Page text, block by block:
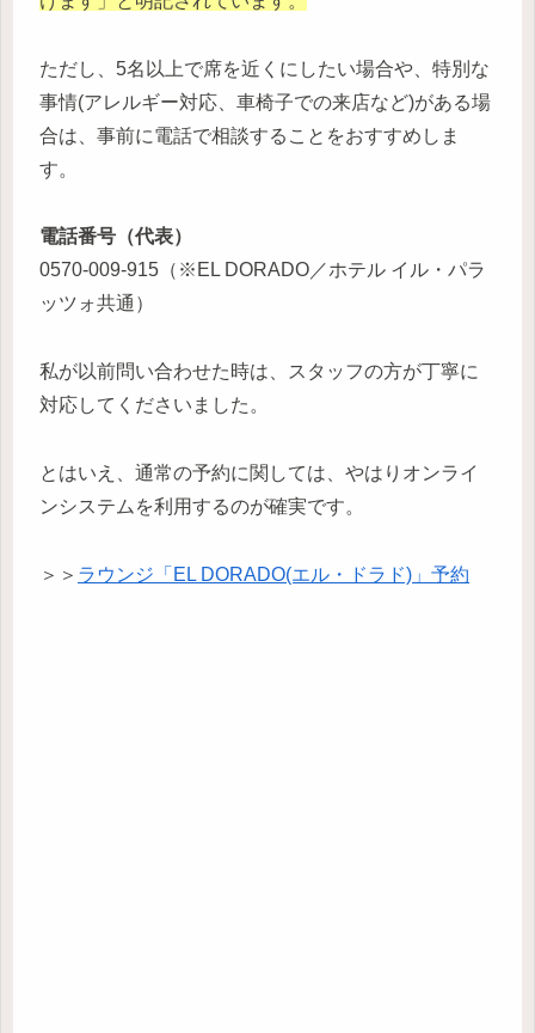
ただし、5名以上で席を近くにしたい場合や、特別な
事情(アレルギー対応、車椅子での来店など)がある場
合は、事前に電話で相談することをおすすめしま
す。
電話番号（代表）
0570-009-915（※EL DORADO／ホテル イル・パラ
ッツォ共通）
私が以前問い合わせた時は、スタッフの方が丁寧に
対応してくださいました。
とはいえ、通常の予約に関しては、やはりオンライ
ンシステムを利用するのが確実です。
＞＞ ラウンジ「EL DORADO(エル・ドラド)」予約